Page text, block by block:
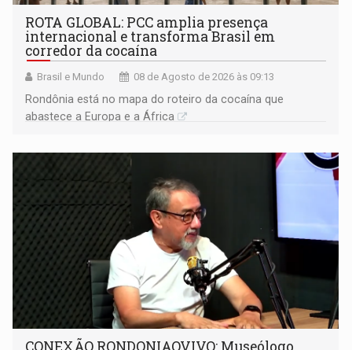
ROTA GLOBAL: PCC amplia presença
internacional e transforma Brasil em
corredor da cocaína
Brasil e Mundo 08 de Agosto de 2026 às 09:13
Rondônia está no mapa do roteiro da cocaína que
abastece a Europa e a África